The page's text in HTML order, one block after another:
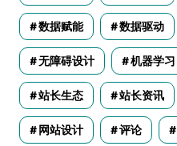
数据赋能 数据驱动
无障碍设计 机器学习
站长生态 站长资讯
网站设计 评论